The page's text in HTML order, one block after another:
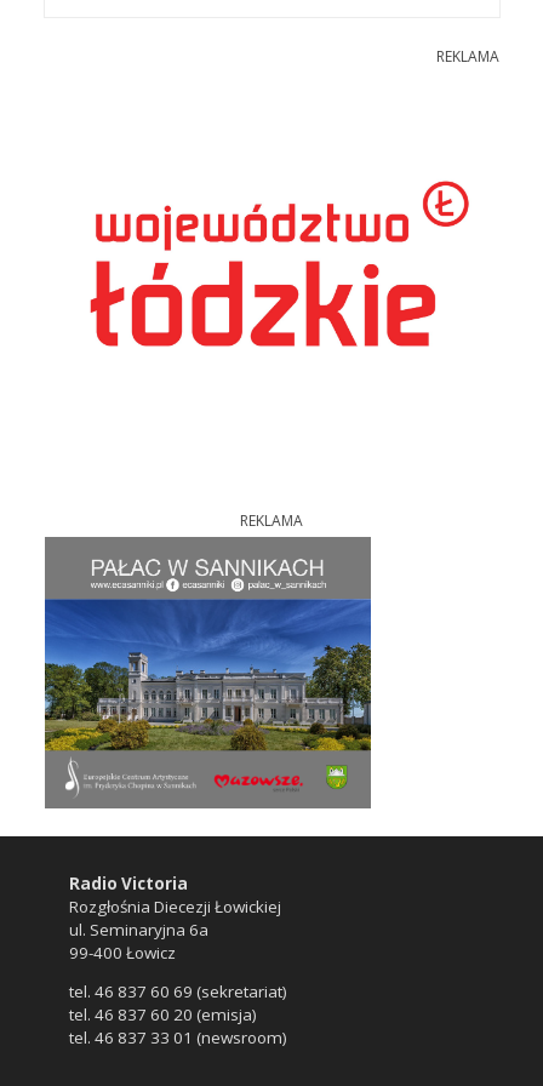
REKLAMA
REKLAMA
Radio Victoria
Rozgłośnia Diecezji Łowickiej
ul. Seminaryjna 6a
99-400 Łowicz
tel. 46 837 60 69 (sekretariat)
tel. 46 837 60 20 (emisja)
tel. 46 837 33 01 (newsroom)